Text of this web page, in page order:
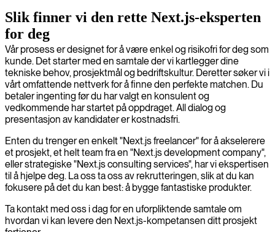
Slik finner vi den rette Next.js-eksperten
for deg
Vår prosess er designet for å være enkel og risikofri for deg som
kunde. Det starter med en samtale der vi kartlegger dine
tekniske behov, prosjektmål og bedriftskultur. Deretter søker vi i
vårt omfattende nettverk for å finne den perfekte matchen. Du
betaler ingenting før du har valgt en konsulent og
vedkommende har startet på oppdraget. All dialog og
presentasjon av kandidater er kostnadsfri.
Enten du trenger en enkelt "Next.js freelancer" for å akselerere
et prosjekt, et helt team fra en "Next.js development company",
eller strategiske "Next.js consulting services", har vi ekspertisen
til å hjelpe deg. La oss ta oss av rekrutteringen, slik at du kan
fokusere på det du kan best: å bygge fantastiske produkter.
Ta kontakt med oss i dag for en uforpliktende samtale om
hvordan vi kan levere den Next.js-kompetansen ditt prosjekt